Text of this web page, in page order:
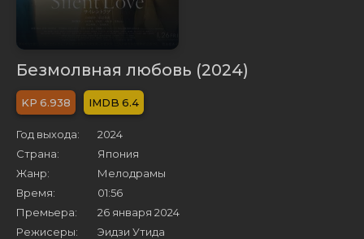
Безмолвная любовь (2024)
6.938 6.4
Год выхода:
2024
Страна:
Япония
Жанр:
Мелодрамы
Время:
01:56
Премьера:
26 января 2024
Режисеры:
Эидзи Утида